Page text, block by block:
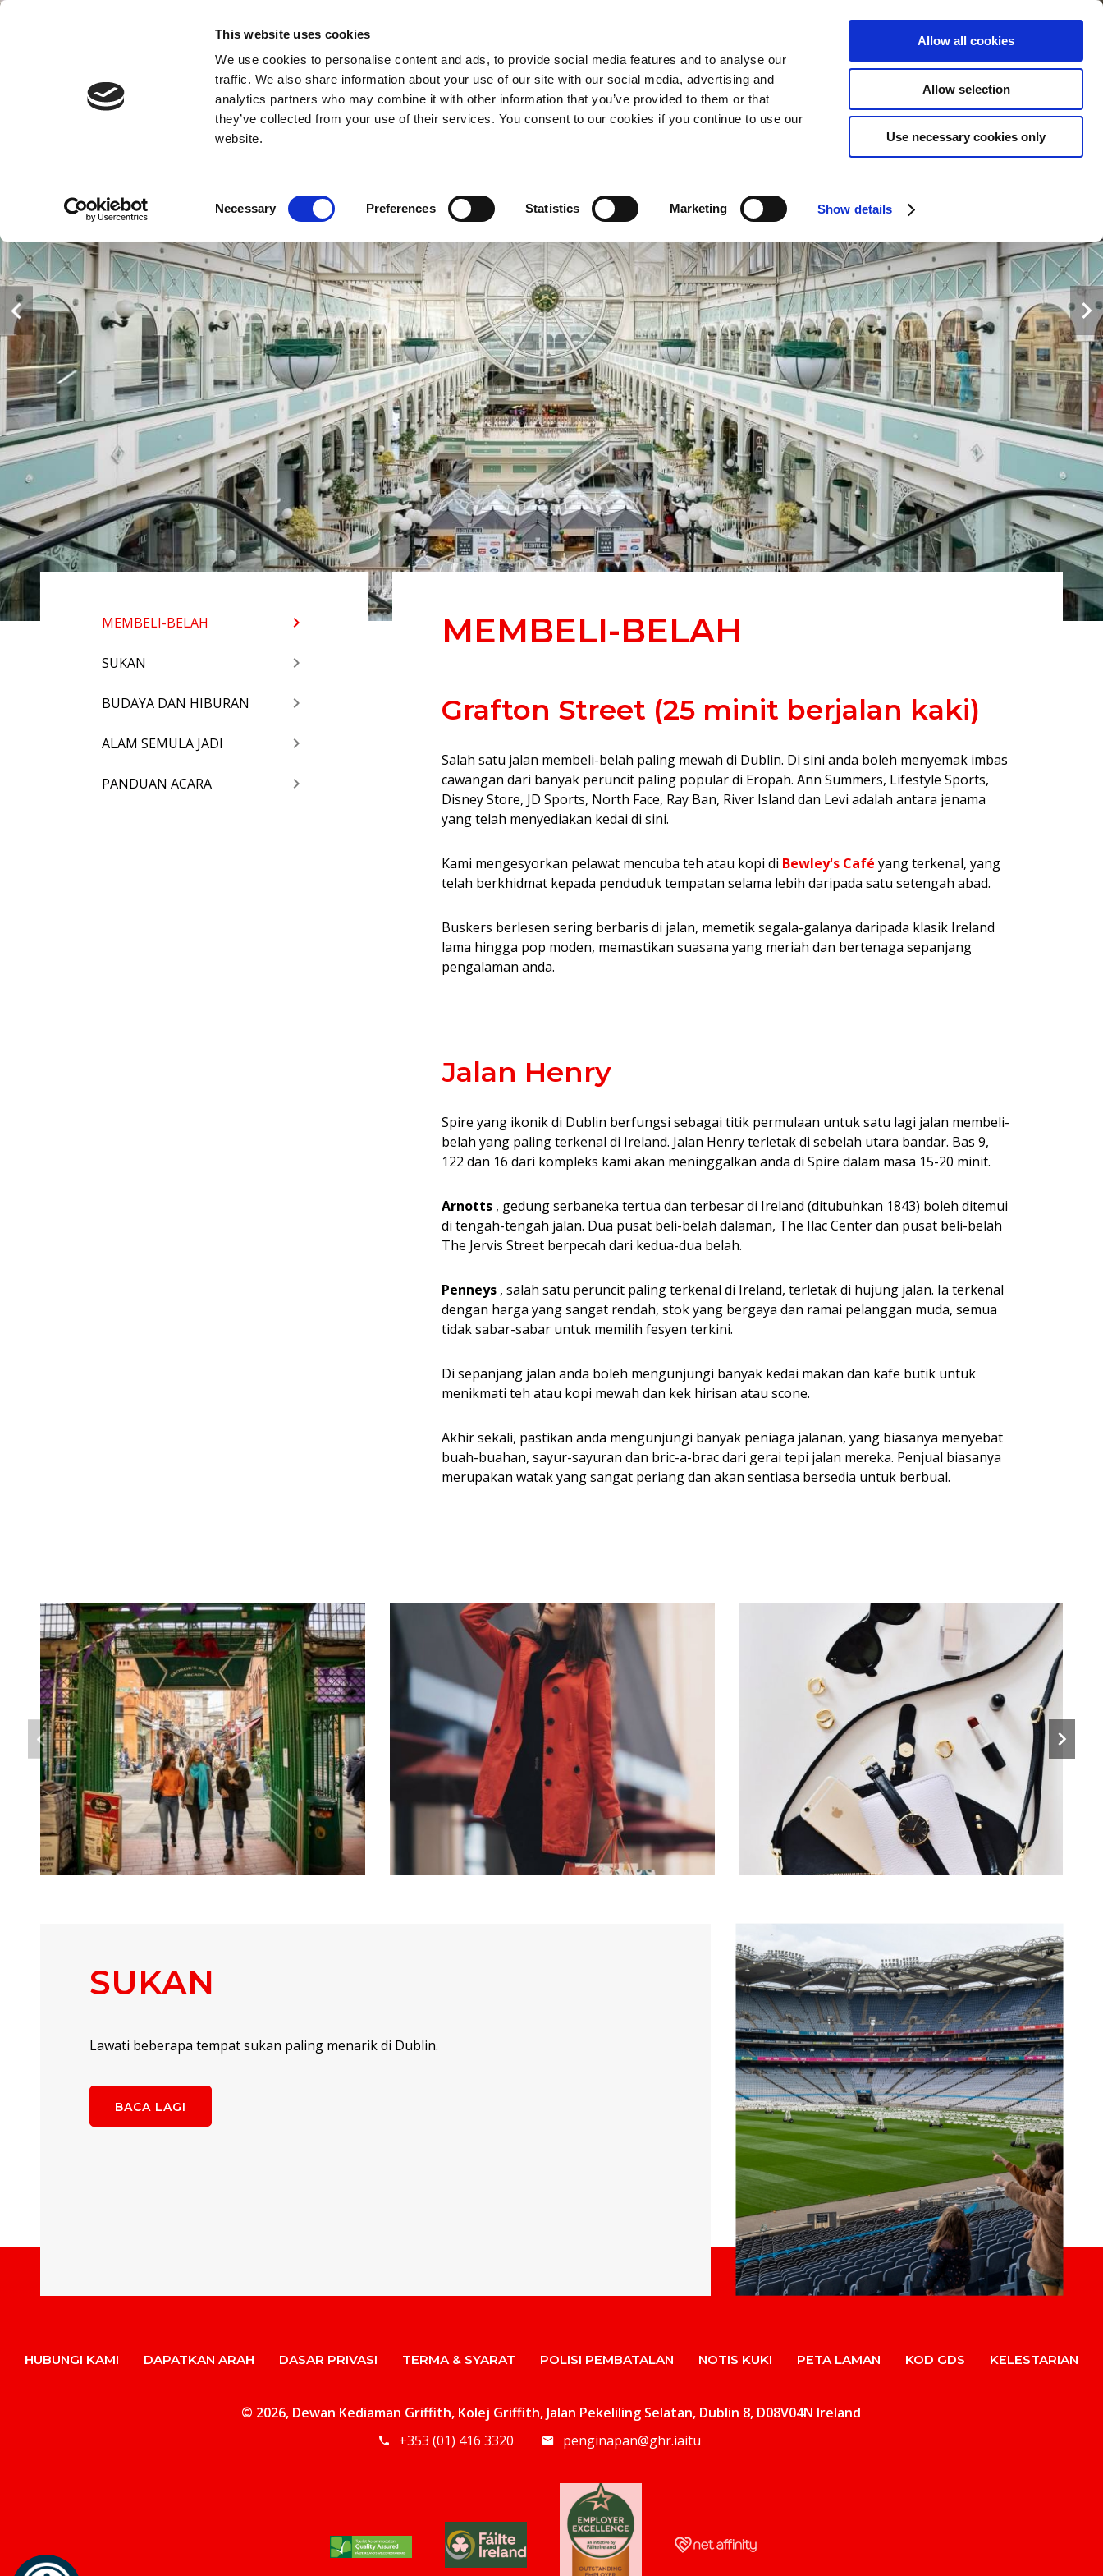
This website uses cookies
We use cookies to personalise content and ads, to provide social media features and to analyse our
traffic. We also share information about your use of our site with our social media, advertising and
analytics partners who may combine it with other information that you’ve provided to them or that
they’ve collected from your use of their services. You consent to our cookies if you continue to use our
website.
Necessary Preferences Statistics Marketing Show details
Allow all cookies
Allow selection
Use necessary cookies only
PANGSAPURI
TAWARAN
MENGAPA TINGGAL BERSAMA KAMI?
MORE+
MEMBELI-BELAH
SUKAN
BUDAYA DAN HIBURAN
ALAM SEMULA JADI
PANDUAN ACARA
MEMBELI-BELAH
Grafton Street (25 minit berjalan kaki)
Salah satu jalan membeli-belah paling mewah di Dublin. Di sini anda boleh menyemak imbas
cawangan dari banyak peruncit paling popular di Eropah. Ann Summers, Lifestyle Sports,
Disney Store, JD Sports, North Face, Ray Ban, River Island dan Levi adalah antara jenama
yang telah menyediakan kedai di sini.
Kami mengesyorkan pelawat mencuba teh atau kopi di Bewley's Café yang terkenal, yang
telah berkhidmat kepada penduduk tempatan selama lebih daripada satu setengah abad.
Buskers berlesen sering berbaris di jalan, memetik segala-galanya daripada klasik Ireland
lama hingga pop moden, memastikan suasana yang meriah dan bertenaga sepanjang
pengalaman anda.
Jalan Henry
Spire yang ikonik di Dublin berfungsi sebagai titik permulaan untuk satu lagi jalan membeli-
belah yang paling terkenal di Ireland. Jalan Henry terletak di sebelah utara bandar. Bas 9,
122 dan 16 dari kompleks kami akan meninggalkan anda di Spire dalam masa 15-20 minit.
Arnotts, gedung serbaneka tertua dan terbesar di Ireland (ditubuhkan 1843) boleh ditemui
di tengah-tengah jalan. Dua pusat beli-belah dalaman, The Ilac Center dan pusat beli-belah
The Jervis Street berpecah dari kedua-dua belah.
Penneys, salah satu peruncit paling terkenal di Ireland, terletak di hujung jalan. Ia terkenal
dengan harga yang sangat rendah, stok yang bergaya dan ramai pelanggan muda, semua
tidak sabar-sabar untuk memilih fesyen terkini.
Di sepanjang jalan anda boleh mengunjungi banyak kedai makan dan kafe butik untuk
menikmati teh atau kopi mewah dan kek hirisan atau scone.
Akhir sekali, pastikan anda mengunjungi banyak peniaga jalanan, yang biasanya menyebat
buah-buahan, sayur-sayuran dan bric-a-brac dari gerai tepi jalan mereka. Penjual biasanya
merupakan watak yang sangat periang dan akan sentiasa bersedia untuk berbual.
SUKAN
Lawati beberapa tempat sukan paling menarik di Dublin.
BACA LAGI
HUBUNGI KAMI DAPATKAN ARAH DASAR PRIVASI TERMA & SYARAT POLISI PEMBATALAN NOTIS KUKI PETA LAMAN KOD GDS KELESTARIAN
© 2026, Dewan Kediaman Griffith, Kolej Griffith, Jalan Pekeliling Selatan, Dublin 8, D08V04N Ireland
+353 (01) 416 3320
penginapan@ghr.iaitu